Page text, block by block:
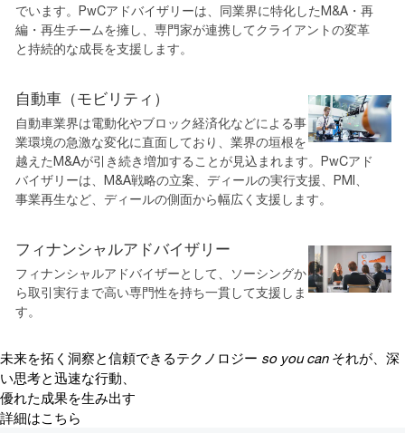
でいます。PwCアドバイザリーは、同業界に特化したM&A・再
編・再生チームを擁し、専門家が連携してクライアントの変革
と持続的な成長を支援します。
自動車（モビリティ）
自動車業界は電動化やブロック経済化などによる事
業環境の急激な変化に直面しており、業界の垣根を
越えたM&Aが引き続き増加することが見込まれます。PwCアド
バイザリーは、M&A戦略の立案、ディールの実行支援、PMI、
事業再生など、ディールの側面から幅広く支援します。
フィナンシャルアドバイザリー
フィナンシャルアドバイザーとして、ソーシングか
ら取引実行まで高い専門性を持ち一貫して支援しま
す。
未来を拓く洞察と信頼できるテクノロジー so you can それが、深
い思考と迅速な行動、
優れた成果を生み出す
詳細はこちら